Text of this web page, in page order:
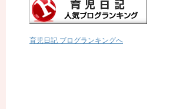
育児日記 ブログランキングへ